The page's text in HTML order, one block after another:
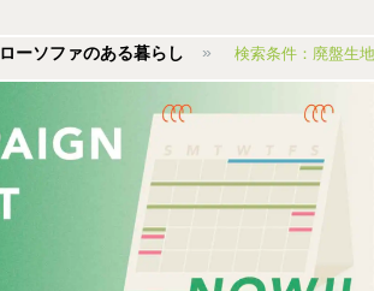
ローソファのある暮らし 検索条件：廃盤生地